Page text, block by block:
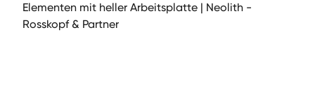
Elementen mit heller Arbeitsplatte | Neolith -
Rosskopf & Partner